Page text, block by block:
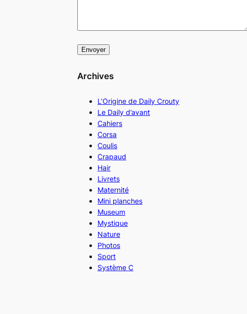
Archives
L’Origine de Daily Crouty
Le Daily d’avant
Cahiers
Corsa
Coulis
Crapaud
Hair
Livrets
Maternité
Mini planches
Museum
Mystique
Nature
Photos
Sport
Système C